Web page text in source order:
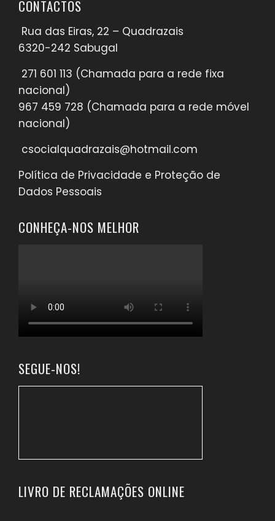
CONTACTOS
Rua das Eiras, 22 – Quadrazais
6320-242 Sabugal
271 601 113 (Chamada para a rede fixa
nacional)​
967 459 728 (Chamada para a rede móvel
nacional)​
csocialquadrazais@hotmail.com
Política de Privacidade e Proteção de
Dados Pessoais
CONHEÇA-NOS MELHOR
SEGUE-NOS!
LIVRO DE RECLAMAÇÕES ONLINE